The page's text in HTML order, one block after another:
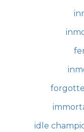
idle